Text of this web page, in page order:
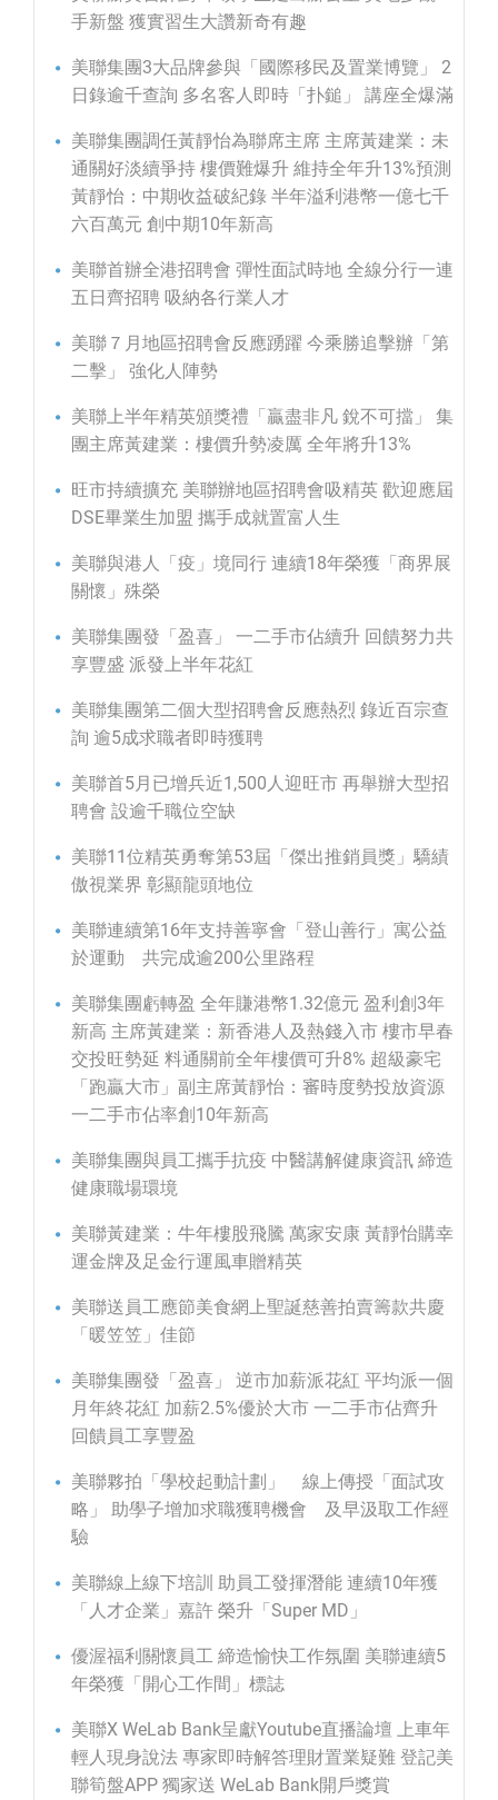
手新盤 獲實習生大讚新奇有趣
美聯集團3大品牌參與「國際移民及置業博覽」 2
日錄逾千查詢 多名客人即時「扑鎚」 講座全爆滿
美聯集團調任黃靜怡為聯席主席 主席黃建業：未
通關好淡續爭持 樓價難爆升 維持全年升13%預測
黃靜怡：中期收益破紀錄 半年溢利港幣一億七千
六百萬元 創中期10年新高
美聯首辦全港招聘會 彈性面試時地 全線分行一連
五日齊招聘 吸納各行業人才
美聯７月地區招聘會反應踴躍 今乘勝追擊辦「第
二擊」 強化人陣勢
美聯上半年精英頒獎禮「贏盡非凡 銳不可擋」 集
團主席黃建業：樓價升勢凌厲 全年將升13%
旺市持續擴充 美聯辦地區招聘會吸精英 歡迎應屆
DSE畢業生加盟 攜手成就置富人生
美聯與港人「疫」境同行 連續18年榮獲「商界展
關懷」殊榮
美聯集團發「盈喜」 一二手市佔續升 回饋努力共
享豐盛 派發上半年花紅
美聯集團第二個大型招聘會反應熱烈 錄近百宗查
詢 逾5成求職者即時獲聘
美聯首5月已增兵近1,500人迎旺市 再舉辦大型招
聘會 設逾千職位空缺
美聯11位精英勇奪第53屆「傑出推銷員獎」驕績
傲視業界 彰顯龍頭地位
美聯連續第16年支持善寧會「登山善行」寓公益
於運動 共完成逾200公里路程
美聯集團虧轉盈 全年賺港幣1.32億元 盈利創3年
新高 主席黃建業：新香港人及熱錢入市 樓市早春
交投旺勢延 料通關前全年樓價可升8% 超級豪宅
「跑贏大市」副主席黃靜怡：審時度勢投放資源
一二手市佔率創10年新高
美聯集團與員工攜手抗疫 中醫講解健康資訊 締造
健康職場環境
美聯黃建業：牛年樓股飛騰 萬家安康 黃靜怡購幸
運金牌及足金行運風車贈精英
美聯送員工應節美食網上聖誕慈善拍賣籌款共慶
「暖笠笠」佳節
美聯集團發「盈喜」 逆市加薪派花紅 平均派一個
月年終花紅 加薪2.5%優於大市 一二手市佔齊升
回饋員工享豐盈
美聯夥拍「學校起動計劃」 線上傳授「面試攻
略」 助學子增加求職獲聘機會 及早汲取工作經
驗
美聯線上線下培訓 助員工發揮潛能 連續10年獲
「人才企業」嘉許 榮升「Super MD」
優渥福利關懷員工 締造愉快工作氛圍 美聯連續5
年榮獲「開心工作間」標誌
美聯X WeLab Bank呈獻Youtube直播論壇 上車年
輕人現身說法 專家即時解答理財置業疑難 登記美
聯筍盤APP 獨家送 WeLab Bank開戶獎賞